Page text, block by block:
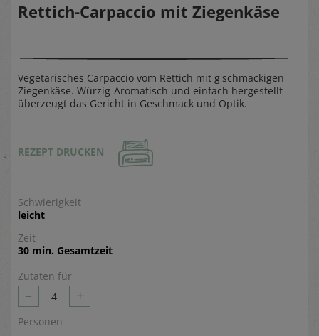
Rettich-Carpaccio mit Ziegenkäse
Vegetarisches Carpaccio vom Rettich mit g'schmackigen
Ziegenkäse. Würzig-Aromatisch und einfach hergestellt
überzeugt das Gericht in Geschmack und Optik.
REZEPT DRUCKEN
Schwierigkeit
leicht
Zeit
30 min. Gesamtzeit
Zutaten für
– 4 +
Personen